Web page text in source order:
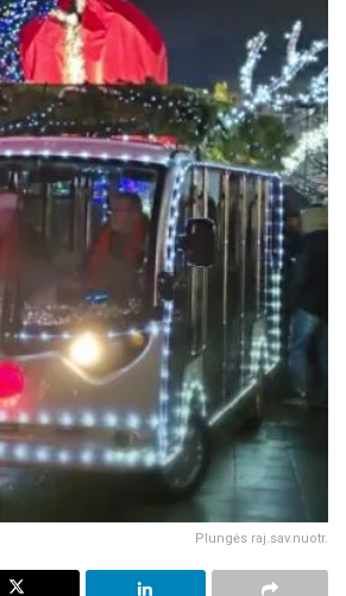
Plungės raj.sav.nuotr.